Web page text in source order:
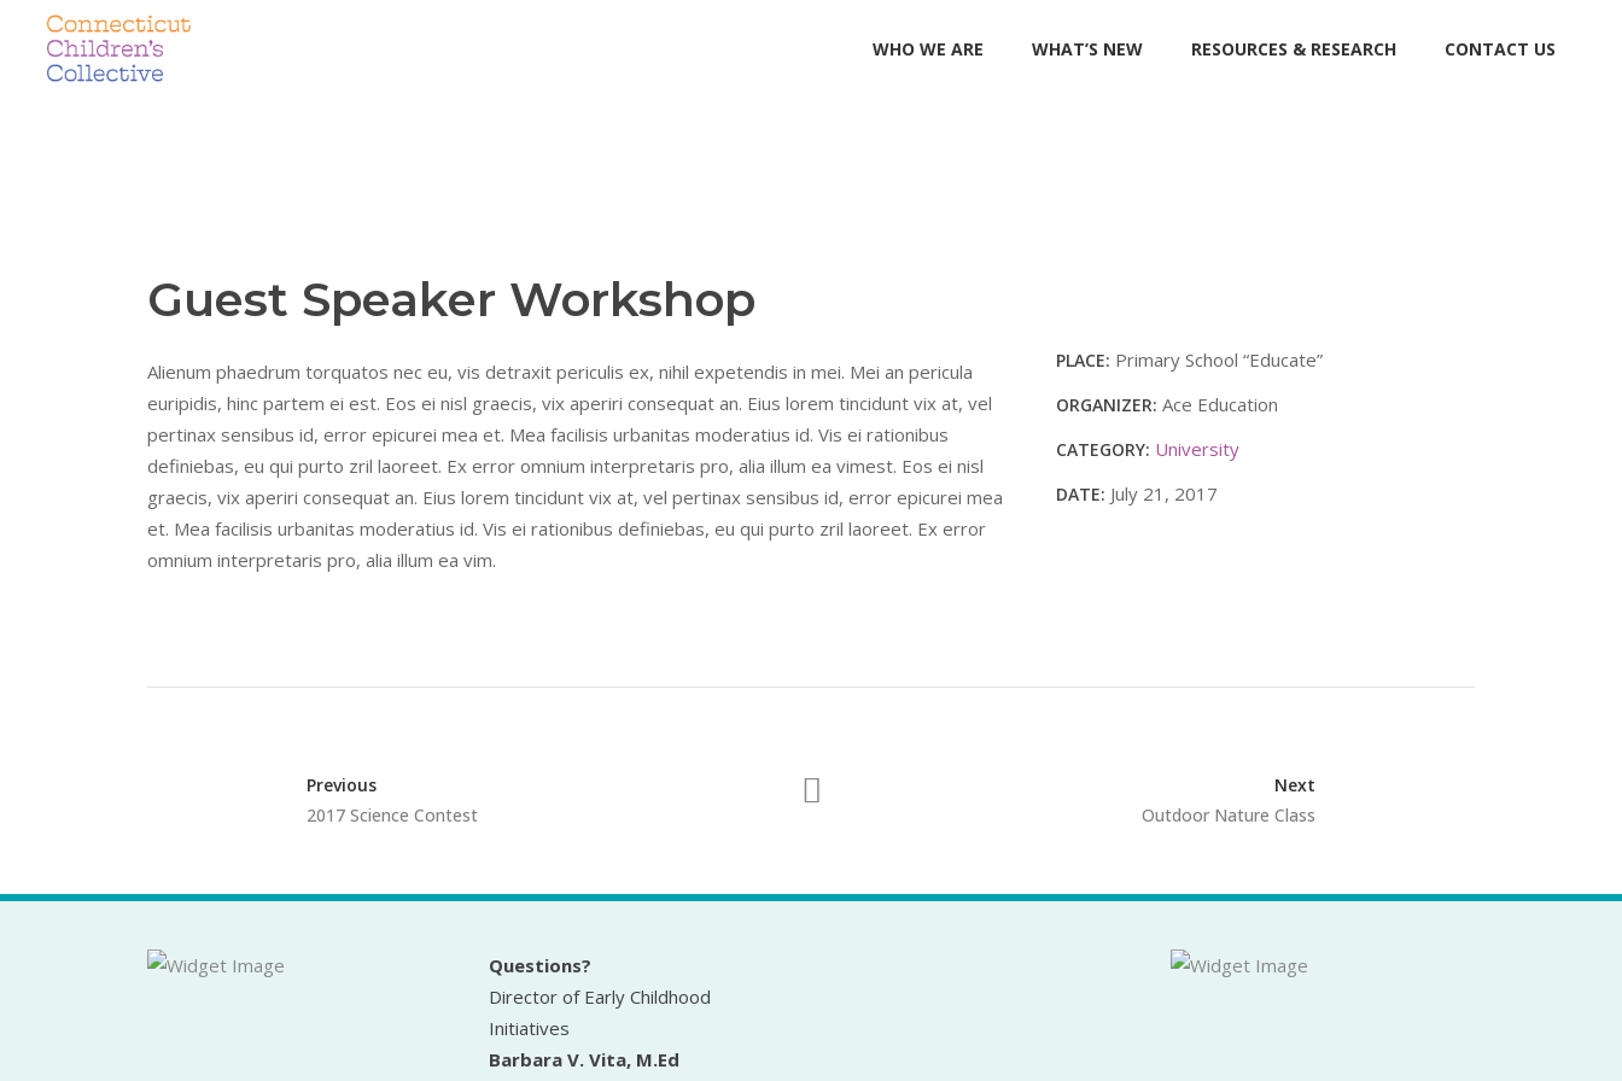
WHO WE ARE WHAT’S NEW RESOURCES & RESEARCH CONTACT US
Guest Speaker Workshop
Alienum phaedrum torquatos nec eu, vis detraxit periculis ex, nihil expetendis in mei. Mei an pericula
euripidis, hinc partem ei est. Eos ei nisl graecis, vix aperiri consequat an. Eius lorem tincidunt vix at, vel
pertinax sensibus id, error epicurei mea et. Mea facilisis urbanitas moderatius id. Vis ei rationibus
definiebas, eu qui purto zril laoreet. Ex error omnium interpretaris pro, alia illum ea vimest. Eos ei nisl
graecis, vix aperiri consequat an. Eius lorem tincidunt vix at, vel pertinax sensibus id, error epicurei mea
et. Mea facilisis urbanitas moderatius id. Vis ei rationibus definiebas, eu qui purto zril laoreet. Ex error
omnium interpretaris pro, alia illum ea vim.
PLACE: Primary School “Educate”
ORGANIZER: Ace Education
CATEGORY: University
DATE: July 21, 2017
Previous
2017 Science Contest
Next
Outdoor Nature Class
Questions?
Director of Early Childhood
Initiatives
Barbara V. Vita, M.Ed